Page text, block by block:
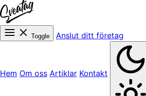
Toggle Anslut ditt företag
Hem Om oss Artiklar Kontakt